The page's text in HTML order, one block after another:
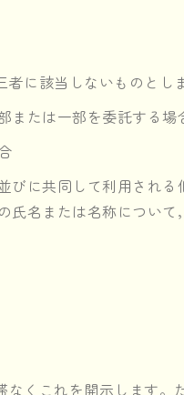
に該当しないものとし
または一部を委託する場
に共同して利用され
名または名称につい
くこれを開示します